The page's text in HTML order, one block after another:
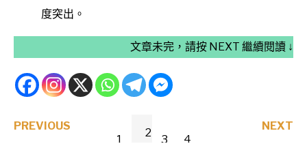
度突出。
文章未完，請按 NEXT 繼續閱讀 ↓
1
2
3 4
PREVIOUS NEXT